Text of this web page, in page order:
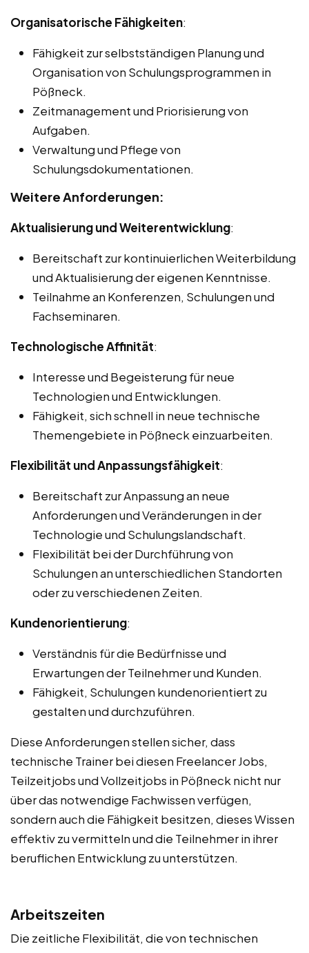
Organisatorische Fähigkeiten:
Fähigkeit zur selbstständigen Planung und
Organisation von Schulungsprogrammen in
Pößneck.
Zeitmanagement und Priorisierung von
Aufgaben.
Verwaltung und Pflege von
Schulungsdokumentationen.
Weitere Anforderungen:
Aktualisierung und Weiterentwicklung:
Bereitschaft zur kontinuierlichen Weiterbildung
und Aktualisierung der eigenen Kenntnisse.
Teilnahme an Konferenzen, Schulungen und
Fachseminaren.
Technologische Affinität:
Interesse und Begeisterung für neue
Technologien und Entwicklungen.
Fähigkeit, sich schnell in neue technische
Themengebiete in Pößneck einzuarbeiten.
Flexibilität und Anpassungsfähigkeit:
Bereitschaft zur Anpassung an neue
Anforderungen und Veränderungen in der
Technologie und Schulungslandschaft.
Flexibilität bei der Durchführung von
Schulungen an unterschiedlichen Standorten
oder zu verschiedenen Zeiten.
Kundenorientierung:
Verständnis für die Bedürfnisse und
Erwartungen der Teilnehmer und Kunden.
Fähigkeit, Schulungen kundenorientiert zu
gestalten und durchzuführen.
Diese Anforderungen stellen sicher, dass
technische Trainer bei diesen Freelancer Jobs,
Teilzeitjobs und Vollzeitjobs in Pößneck nicht nur
über das notwendige Fachwissen verfügen,
sondern auch die Fähigkeit besitzen, dieses Wissen
effektiv zu vermitteln und die Teilnehmer in ihrer
beruflichen Entwicklung zu unterstützen.
Arbeitszeiten
Die zeitliche Flexibilität, die von technischen